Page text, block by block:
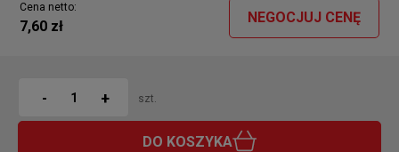
Cena netto:
7,60 zł
NEGOCJUJ CENĘ
- + szt.
DO KOSZYKA